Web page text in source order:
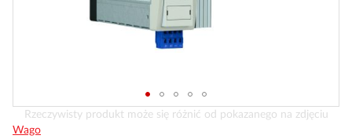
Przejdź
na
Rzeczywisty produkt może się różnić od pokazanego na zdjęciu
Wago